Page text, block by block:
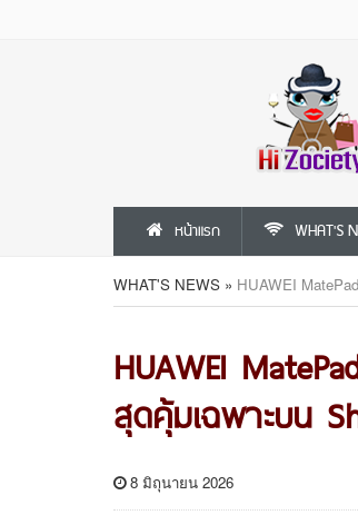
หน้าแรก WHAT'S
WHAT'S NEWS » HUAWEI
HUAWEI
สุดคุ้มเฉพาะบน
8 มิถุนายน 2026